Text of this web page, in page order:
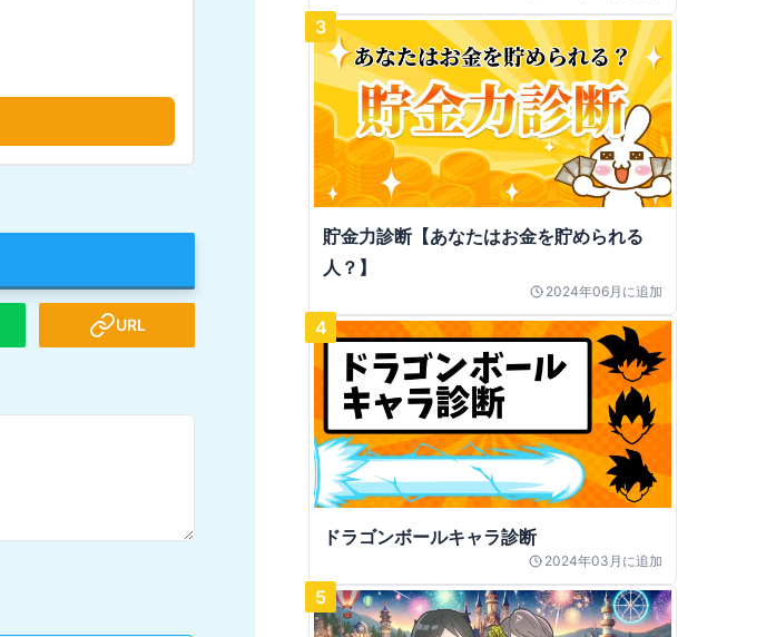
URL
3
貯金力診断【あなたはお金を貯められる
人？】
2024年06月 に追加
4
ドラゴンボールキャラ診断
2024年03月 に追加
5